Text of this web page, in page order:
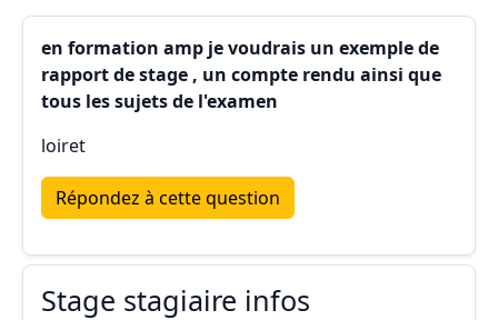
en formation amp je voudrais un exemple de
rapport de stage , un compte rendu ainsi que
tous les sujets de l'examen
loiret
Répondez à cette question
Stage stagiaire infos